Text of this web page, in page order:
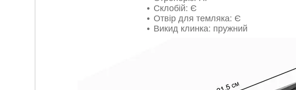
Склобій: Є
Отвір для темляка: Є
Викид клинка: пружний